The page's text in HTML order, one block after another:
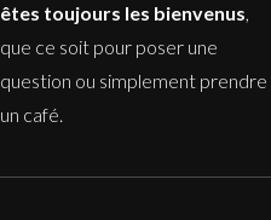
êtes toujours les bienvenus,
que ce soit pour poser une
question ou simplement prendre
un café.